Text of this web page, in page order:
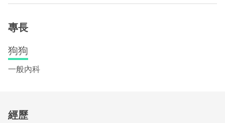
專長
狗狗
一般內科
經歷